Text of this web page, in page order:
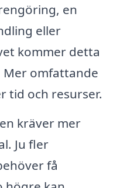
en
eller
kommer detta
omfattande
tid och resurser.
kräver mer
Ju fler
få